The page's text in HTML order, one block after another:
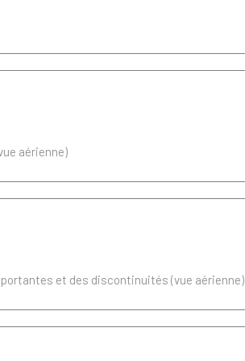
aérienne)
et des discontinuités (vue aérienne)